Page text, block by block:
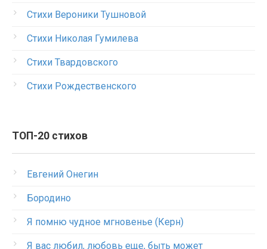
Стихи Вероники Тушновой
Стихи Николая Гумилева
Стихи Твардовского
Стихи Рождественского
ТОП-20 стихов
Евгений Онегин
Бородино
Я помню чудное мгновенье (Керн)
Я вас любил, любовь еще, быть может